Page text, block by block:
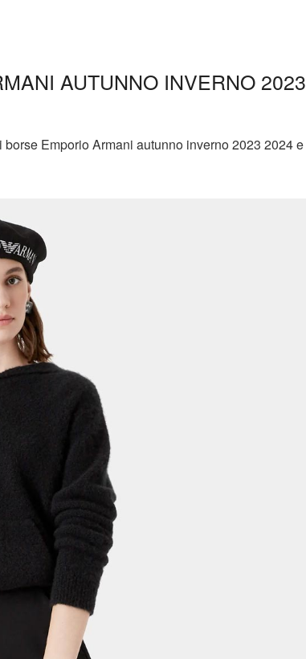
AUTUNNO INVERNO 2023
Emporio Armani autunno inverno 2023 2024 e